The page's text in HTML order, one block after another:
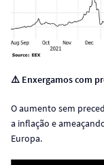
⚠️ Enxergamos com
O aumento sem
a inflação e
Europa.